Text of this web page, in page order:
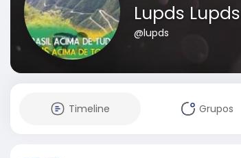
Lupds Lupds
@lupds
Timeline Grupos